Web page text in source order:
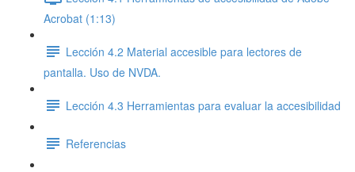
Acrobat (1:13)
Lección 4.2 Material accesible para lectores de
pantalla. Uso de NVDA.
Lección 4.3 Herramientas para evaluar la accesibilidad
Referencias